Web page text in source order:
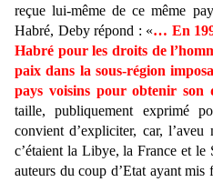
reçue lui-même de ce même
Habré, Deby répond : «… En
Habré pour les droits de
paix dans la sous-région
pays voisins pour obtenir
taille, publiquement exprimé
convient d’expliciter, car,
c’étaient la Libye, la France et
auteurs du coup d’Etat ayant